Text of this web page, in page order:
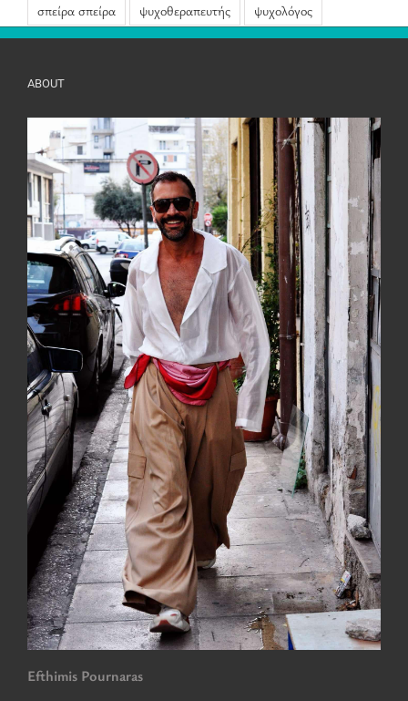
σπείρα σπείρα
ψυχοθεραπευτής ψυχολόγος
ABOUT
Efthimis Pournaras